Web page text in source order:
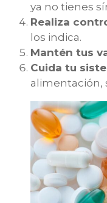
ya no tienes
Realiza
los indica.
Mantén tus
Cuida tu
alimentación,